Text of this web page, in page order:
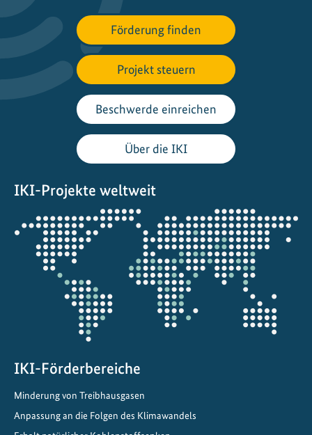
Förderung finden
Projekt steuern
Beschwerde einreichen
Über die IKI
IKI-Projekte weltweit
Öffnet
die
Projektkarte
IKI-Förderbereiche
Minderung von Treibhausgasen
Anpassung an die Folgen des Klimawandels